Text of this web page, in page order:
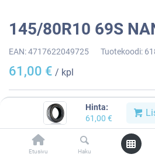
Hinta:
61,00 €
Etusivu Haku
145/80R10 69S
EAN:4717622049725 Tuotekoodi:
61,00 € / kpl
Toimittajilla (kotimaa):
Saatavilla
Toimitusaika:
3 arkipäivää
Asennuspalvelu